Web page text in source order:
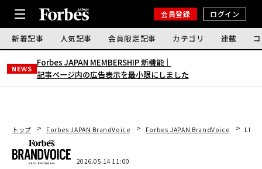
会員登録 ログイン
新着記事 人気記事 会員限定記事 カテゴリ 連載
NEWS
Forbes JAPAN MEMBERSHIP 新機能｜
記事ページ内の広告表示を最小限にしました
トップ Forbes JAPAN BrandVoice Forbes JAPAN BrandVoice
2026.05.14 11:00